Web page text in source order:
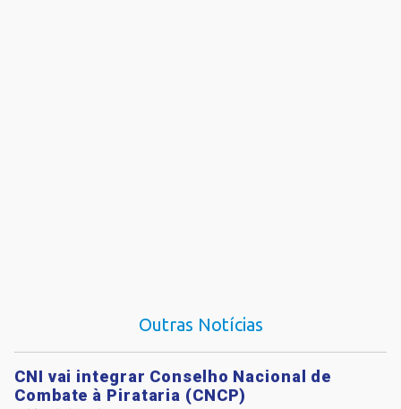
Outras Notícias
CNI vai integrar Conselho Nacional de
Combate à Pirataria (CNCP)